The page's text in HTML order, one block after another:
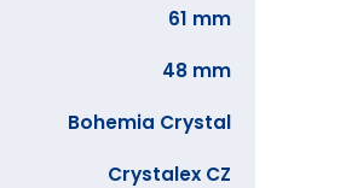
61 mm
48 mm
Bohemia Crystal
Crystalex CZ